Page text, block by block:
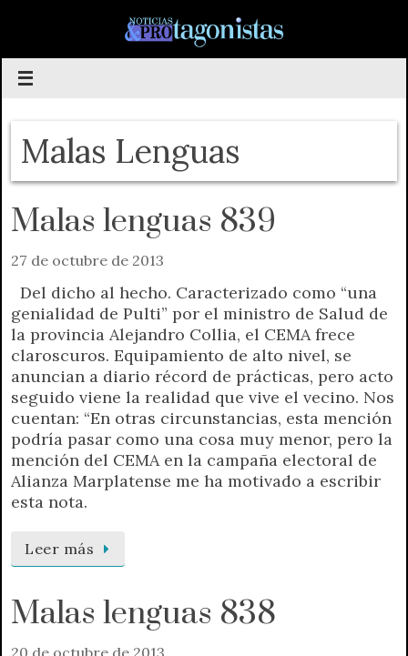
contenido
Malas Lenguas
Malas lenguas 839
27 de octubre de 2013
Del dicho al hecho. Caracterizado como “una
genialidad de Pulti” por el ministro de Salud de
la provincia Alejandro Collia, el CEMA frece
claroscuros. Equipamiento de alto nivel, se
anuncian a diario récord de prácticas, pero acto
seguido viene la realidad que vive el vecino. Nos
cuentan: “En otras circunstancias, esta mención
podría pasar como una cosa muy menor, pero la
mención del CEMA en la campaña electoral de
Alianza Marplatense me ha motivado a escribir
esta nota.
Leer más
Malas lenguas 838